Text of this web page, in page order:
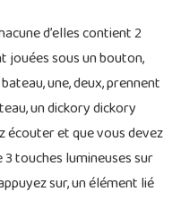
d’elles contient 2
jouées sous un bouton,
une, deux, prennent
un dickory dickory
écouter et que vous devez
touches lumineuses sur
sur, un élément lié